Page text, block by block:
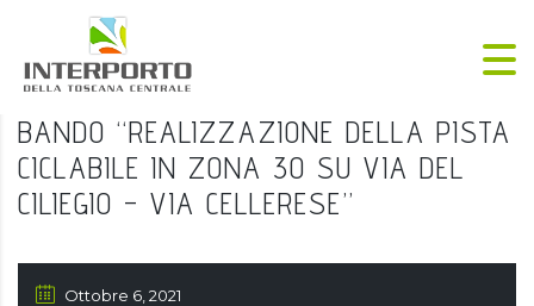
BANDO “REALIZZAZIONE DELLA PISTA
CICLABILE IN ZONA 30 SU VIA DEL
CILIEGIO – VIA CELLERESE”
Ottobre 6, 2021